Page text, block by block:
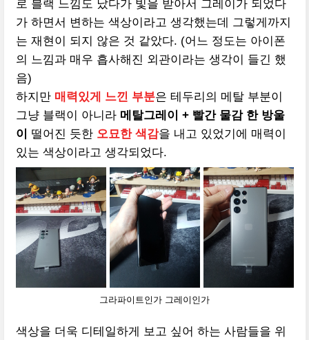
로 블랙 느낌도 났다가 빛을 받아서 그레이가 되었다
가 하면서 변하는 색상이라고 생각했는데 그렇게까지
는 재현이 되지 않은 것 같았다. (어느 정도는 아이폰
의 느낌과 매우 흡사해진 외관이라는 생각이 들긴 했
음)
하지만매력있게 느낀 부분은 테두리의 메탈 부분이
그냥 블랙이 아니라메탈그레이 + 빨간 물감 한 방울
이
떨어진 듯한 오묘한 색감을 내고 있었기에 매력이
있는 색상이라고 생각되었다.
그라파이트인가 그레이인가
색상을 더욱 디테일하게 보고 싶어 하는 사람들을 위